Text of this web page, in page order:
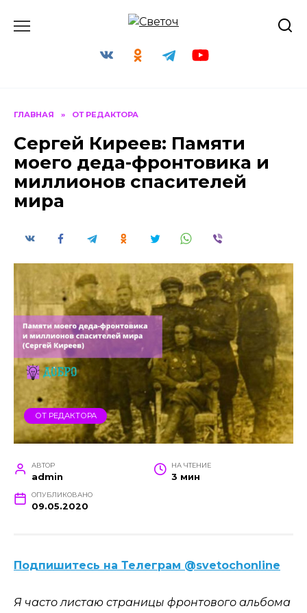
ГЛАВНАЯ » ОТ РЕДАКТОРА
Сергей Киреев: Памяти
моего деда-фронтовика и
миллионов спасителей
мира
ОТ РЕДАКТОРА
АВТОР
admin
НА ЧТЕНИЕ
3 мин
ОПУБЛИКОВАНО
09.05.2020
Подпишитесь на Телеграм @svetochonline
Я часто листаю страницы фронтового альбома